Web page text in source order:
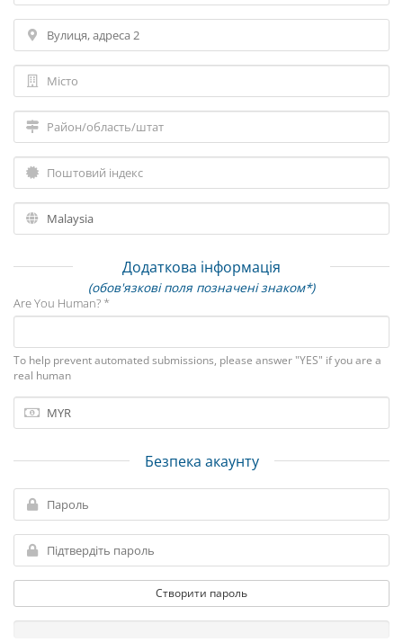
Додаткова інформація
(обов'язкові поля позначені знаком*)
Are You Human? *
To help prevent automated submissions, please answer "YES" if you are a
real human
Безпека акаунту
Створити пароль